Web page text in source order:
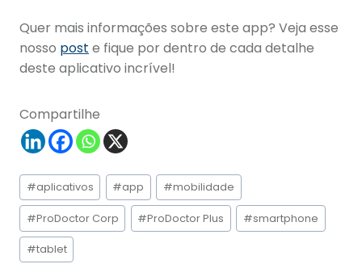
Quer mais informações sobre este app? Veja esse
nosso post e fique por dentro de cada detalhe
deste aplicativo incrível!
Compartilhe
Tags
do
Post:
#aplicativos #app #mobilidade
#ProDoctor Corp #ProDoctor Plus #smartphone
#tablet